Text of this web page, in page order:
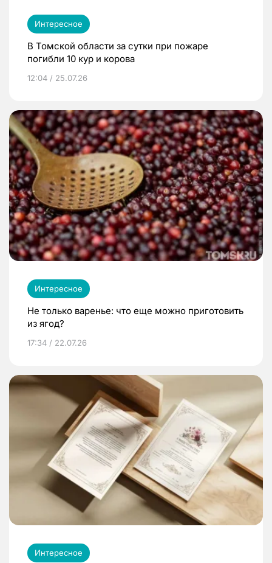
Интересное
В Томской области за сутки при пожаре
погибли 10 кур и корова
12:04 / 25.07.26
Интересное
Не только варенье: что еще можно приготовить
из ягод?
17:34 / 22.07.26
Интересное